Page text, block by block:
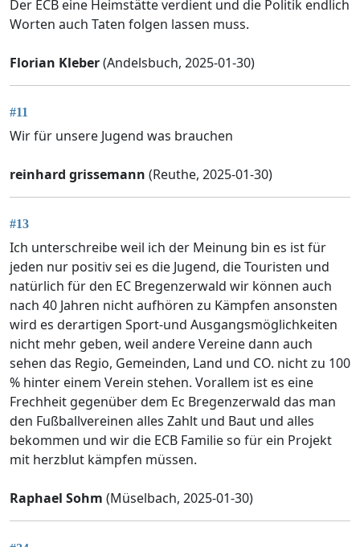
Der ECB eine Heimstätte verdient und die Politik endlich
Worten auch Taten folgen lassen muss.
Florian Kleber(Andelsbuch, 2025-01-30)
#11
Wir für unsere Jugend was brauchen
reinhard grissemann (Reuthe, 2025-01-30)
#13
Ich unterschreibe weil ich der Meinung bin es ist für
jeden nur positiv sei es die Jugend, die Touristen und
natürlich für den EC Bregenzerwald wir können auch
nach 40 Jahren nicht aufhören zu Kämpfen ansonsten
wird es derartigen Sport-und Ausgangsmöglichkeiten
nicht mehr geben, weil andere Vereine dann auch
sehen das Regio, Gemeinden, Land und CO. nicht zu 100
% hinter einem Verein stehen. Vorallem ist es eine
Frechheit gegenüber dem Ec Bregenzerwald das man
den Fußballvereinen alles Zahlt und Baut und alles
bekommen und wir die ECB Familie so für ein Projekt
mit herzblut kämpfen müssen.
Raphael Sohm (Müselbach, 2025-01-30)